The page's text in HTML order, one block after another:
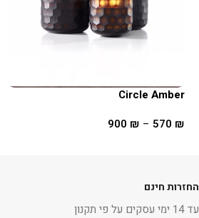
Circle Amber
570 ₪
–
900 ₪
החזרות חינם
עד 14 ימי עסקים על פי תקנון